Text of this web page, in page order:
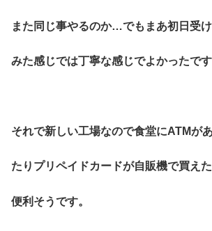
また同じ事やるのか…でもまあ初日受
みた感じでは丁寧な感じでよかったです
それで新しい工場なので食堂にATMが
たりプリペイドカードが自販機で買え
便利そうです。